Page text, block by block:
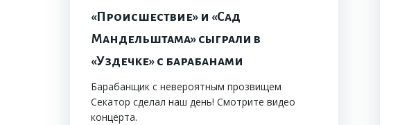
«Происшествие» и «Сад
Мандельштама» сыграли в
«Уздечке» с барабанами
Барабанщик с невероятным прозвищем
Секатор сделал наш день! Смотрите видео
концерта.